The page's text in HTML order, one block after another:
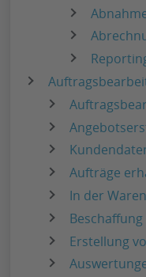
Aufträge
In der
Erstellung